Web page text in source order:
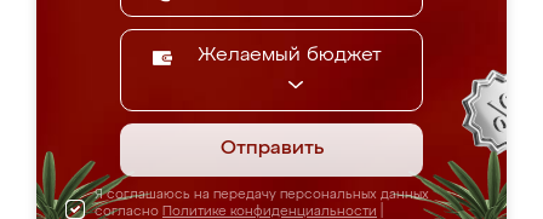
Желаемый бюджет
Отправить
Я соглашаюсь на передачу персональных данных
согласно Политике конфиденциальности